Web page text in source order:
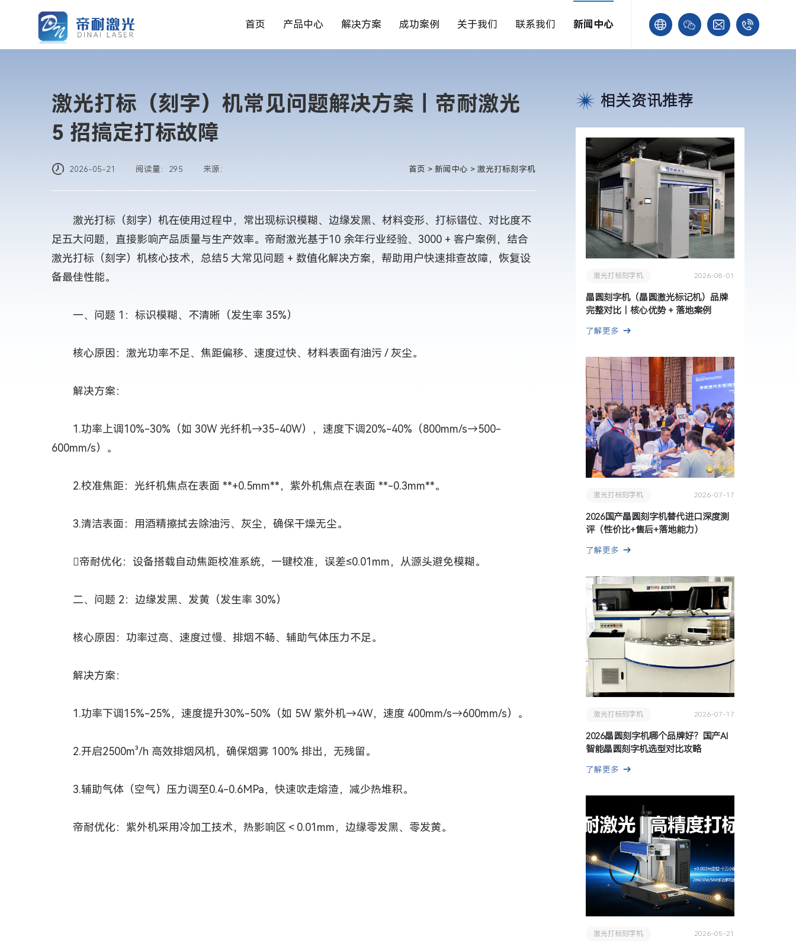
首页 产品中心 解决方案 成功案例 关于我们 联系我们 新闻中心
激光打标（刻字）机常见问题解决方案｜帝耐激光
5 招搞定打标故障
2026-05-21 阅读量：295 来源： 首页 >新闻中心 >激光打标刻字机
激光打标（刻字）机在使用过程中，常出现标识模糊、边缘发黑、材料变形、打标错位、对比度不
足五大问题，直接影响产品质量与生产效率。帝耐激光基于10 余年行业经验、3000 + 客户案例，结合
激光打标（刻字）机核心技术，总结5 大常见问题 + 数值化解决方案，帮助用户快速排查故障，恢复设
备最佳性能。
一、问题 1：标识模糊、不清晰（发生率 35%）
核心原因：激光功率不足、焦距偏移、速度过快、材料表面有油污 / 灰尘。
解决方案：
1.功率上调10%-30%（如 30W 光纤机→35-40W），速度下调20%-40%（800mm/s→500-
600mm/s）。
2.校准焦距：光纤机焦点在表面 **+0.5mm**，紫外机焦点在表面 **-0.3mm**。
3.清洁表面：用酒精擦拭去除油污、灰尘，确保干燥无尘。
帝耐优化：设备搭载自动焦距校准系统，一键校准，误差≤0.01mm，从源头避免模糊。
二、问题 2：边缘发黑、发黄（发生率 30%）
核心原因：功率过高、速度过慢、排烟不畅、辅助气体压力不足。
解决方案：
1.功率下调15%-25%，速度提升30%-50%（如 5W 紫外机→4W，速度 400mm/s→600mm/s）。
2.开启2500m³/h 高效排烟风机，确保烟雾 100% 排出，无残留。
3.辅助气体（空气）压力调至0.4-0.6MPa，快速吹走熔渣，减少热堆积。
帝耐优化：紫外机采用冷加工技术，热影响区＜0.01mm，边缘零发黑、零发黄。
相关资讯推荐
激光打标刻字机 2026-08-01
晶圆刻字机（晶圆激光标记机）品牌
完整对比｜核心优势 + 落地案例
了解更多
激光打标刻字机 2026-07-17
2026国产晶圆刻字机替代进口深度测
评（性价比+售后+落地能力）
了解更多
激光打标刻字机 2026-07-17
2026晶圆刻字机哪个品牌好？国产AI
智能晶圆刻字机选型对比攻略
了解更多
激光打标刻字机 2026-05-21